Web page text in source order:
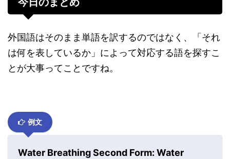
外国語はそのまま単語を訳するのではなく、「それ
は何を表しているか」によって対応する語を探すこ
とが大事ってことですね。
例文
Water Breathing Second Form: Water